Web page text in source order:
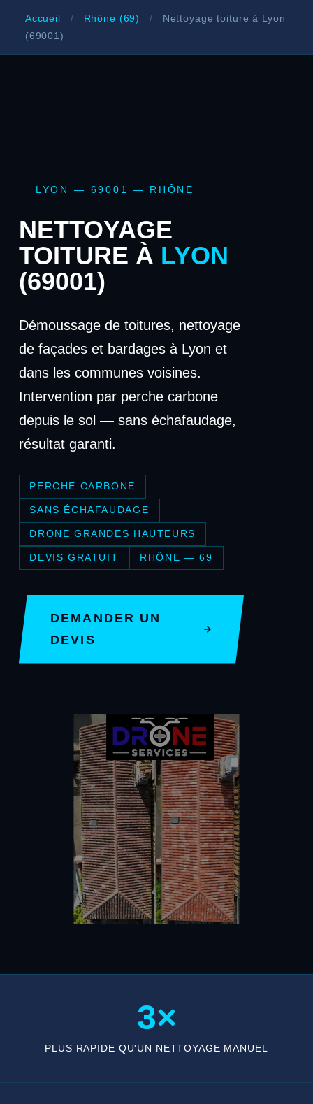
Accueil / Rhône (69) /
Nettoyage toiture à Lyon
(69001)
LYON — 69001 — RHÔNE
NETTOYAGE
TOITURE À LYON
(69001)
Démoussage de toitures, nettoyage
de façades et bardages à Lyon et
dans les communes voisines.
Intervention par perche carbone
depuis le sol — sans échafaudage,
résultat garanti.
PERCHE CARBONE
SANS ÉCHAFAUDAGE
DRONE GRANDES HAUTEURS
DEVIS GRATUIT RHÔNE — 69
DEMANDER UN
DEVIS
3×
PLUS RAPIDE QU'UN NETTOYAGE MANUEL